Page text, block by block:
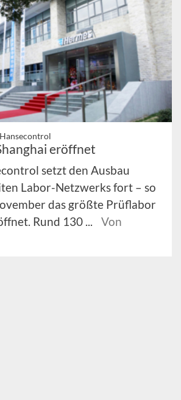
eröffnet
setzt den Ausbau
Labor-Netzwerks fort – so
das größte Prüflabor
Rund 130 ...
Von